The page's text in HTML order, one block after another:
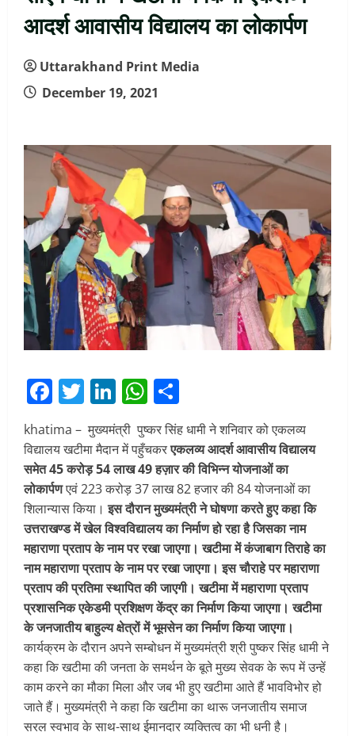
आदर्श आवासीय विद्यालय का लोकार्पण
Uttarakhand Print Media
December 19, 2021
Facebook
Twitter
LinkedIn
WhatsApp
khatima – मुख्यमंत्री पुष्कर सिंह धामी ने शनिवार को एकलव्य
विद्यालय खटीमा मैदान में पहुँचकरएकलव्य आदर्श आवासीय विद्यालय
समेत 45 करोड़ 54 लाख 49 हज़ार की विभिन्न योजनाओं का
लोकार्पणएवं 223 करोड़ 37 लाख 82 हजार की 84 योजनाओं का
शिलान्यास किया।इस दौरान मुख्यमंत्री ने घोषणा करते हुए कहा कि
उत्तराखण्ड में खेल विश्वविद्यालय का निर्माण हो रहा है जिसका नाम
महाराणा प्रताप के नाम पर रखा जाएगा। खटीमा में कंजाबाग तिराहे का
नाम महाराणा प्रताप के नाम पर रखा जाएगा। इस चौराहे पर महाराणा
प्रताप की प्रतिमा स्थापित की जाएगी। खटीमा में महाराणा प्रताप
प्रशासनिक एकेडमी प्रशिक्षण केंद्र का निर्माण किया जाएगा। खटीमा
के जनजातीय बाहुल्य क्षेत्रों में भूमसेन का निर्माण किया जाएगा।
कार्यक्रम के दौरान अपने सम्बोधन में मुख्यमंत्री श्री पुष्कर सिंह धामी ने
कहा कि खटीमा की जनता के समर्थन के बूते मुख्य सेवक के रूप में उन्हें
काम करने का मौका मिला और जब भी हुए खटीमा आते हैं भावविभोर हो
जाते हैं। मुख्यमंत्री ने कहा कि खटीमा का थारू जनजातीय समाज
सरल स्वभाव के साथ-साथ ईमानदार व्यक्तित्व का भी धनी है।